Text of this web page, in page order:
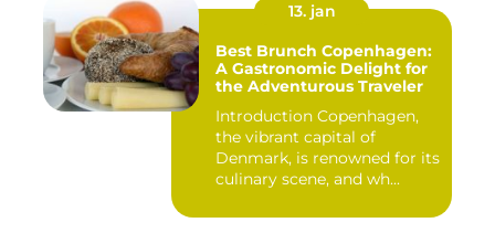
13. jan
Best Brunch Copenhagen:
A Gastronomic Delight for
the Adventurous Traveler
Introduction Copenhagen,
the vibrant capital of
Denmark, is renowned for its
culinary scene, and wh...